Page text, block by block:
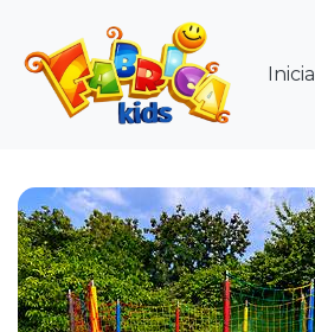
Inicial